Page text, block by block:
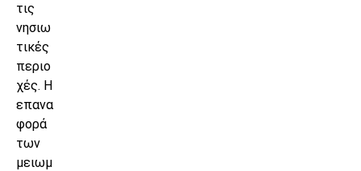
τις
νησιω
τικές
περιο
χές. Η
επανα
φορά
των
μειωμ